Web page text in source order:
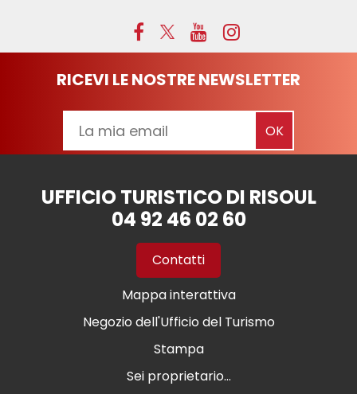
RICEVI LE NOSTRE NEWSLETTER
UFFICIO TURISTICO DI RISOUL
04 92 46 02 60
Contatti
Mappa interattiva
Negozio dell'Ufficio del Turismo
Stampa
Sei proprietario...